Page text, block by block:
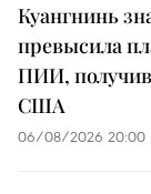
Куангнинь
превысила
ПИИ,
США
06/08/2026 20:00